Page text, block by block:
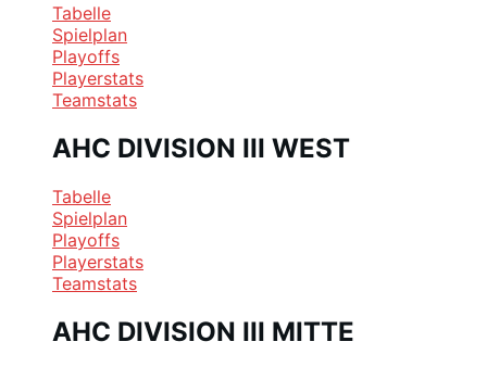
Tabelle
Spielplan
Playoffs
Playerstats
Teamstats
AHC DIVISION III WEST
Tabelle
Spielplan
Playoffs
Playerstats
Teamstats
AHC DIVISION III MITTE